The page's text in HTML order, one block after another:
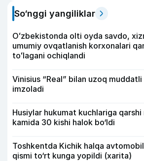
So‘nggi yangiliklar
Oʻzbekistonda olti oyda savdo,
umumiy ovqatlanish korxonalari
toʻlagani ochiqlandi
Vinisius “Real” bilan uzoq
imzoladi
Husiylar hukumat kuchlariga
kamida 30 kishi halok bo‘ldi
Toshkentda Kichik halqa
qismi to‘rt kunga yopildi (xarita)